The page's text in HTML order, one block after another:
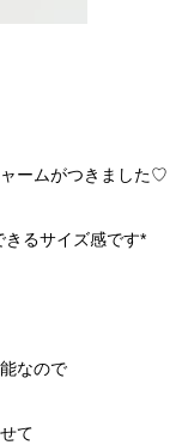
ームがつきました♡
るサイズ感です*
なので
て